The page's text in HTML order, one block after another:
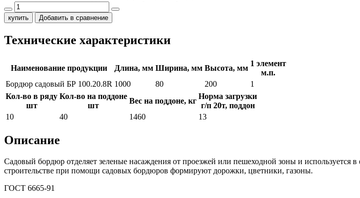
купить Добавить в сравнение
Технические характеристики
Наименование продукции Длина, мм Ширина, мм Высота, мм
1 элемент
м.п.
Бордюр садовый БР 100.20.8R 1000 80 200
1
Кол-во в ряду
шт
Кол-во на поддоне
шт
Вес на поддоне, кг
Норма загрузки
г/п 20т, поддон
10
40 1460 13
Описание
Садовый бордюр отделяет зеленые насаждения от проезжей или пешеходной зоны и
строительстве при помощи садовых бордюров формируют дорожки, цветники, газоны.
ГОСТ 6665-91